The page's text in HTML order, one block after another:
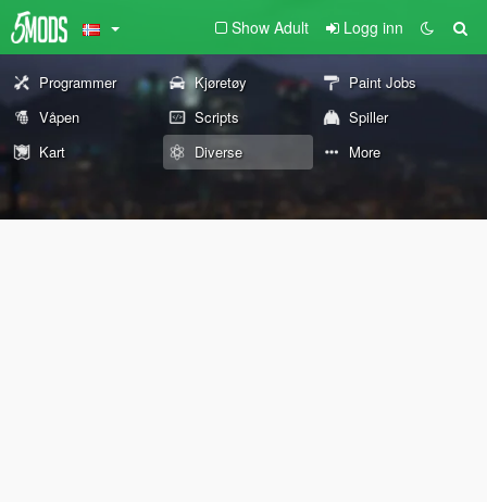
Show Adult Logg inn
Programmer Kjøretøy
Paint Jobs
Våpen
Scripts
Spiller
Kart
Diverse More